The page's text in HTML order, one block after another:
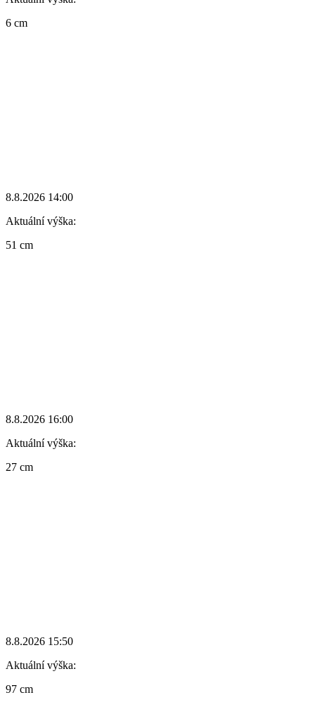
6 cm
8.8.2026 14:00
Aktuální výška:
51 cm
8.8.2026 16:00
Aktuální výška:
27 cm
8.8.2026 15:50
Aktuální výška:
97 cm